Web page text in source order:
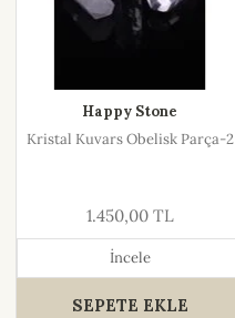
Happy Stone
Kristal Kuvars Obelisk Parça-2
1.450,00 TL
İncele
SEPETE EKLE